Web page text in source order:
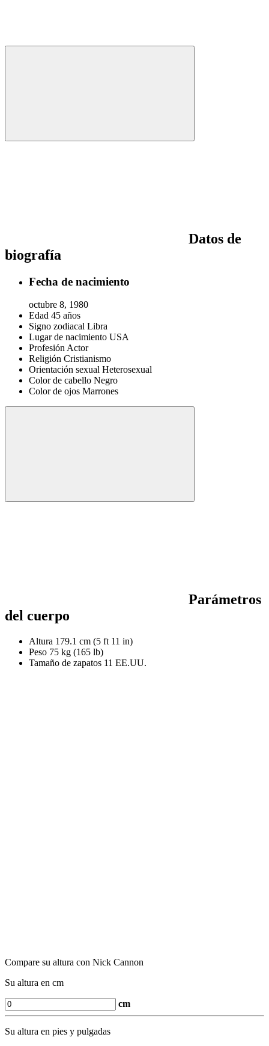
Datos de
biografía
Fecha de nacimiento
octubre 8, 1980
Edad 45 años
Signo zodiacal Libra
Lugar de nacimiento USA
ProfesiónActor
Religión Cristianismo
Orientación sexual Heterosexual
Color de cabello Negro
Color de ojos Marrones
Parámetros
del cuerpo
Altura 179.1 cm (5 ft 11 in)
Peso 75 kg (165 lb)
Tamaño de zapatos 11 EE.UU.
Compare su altura con Nick Cannon
Su altura en cm
cm
Su altura en pies y pulgadas